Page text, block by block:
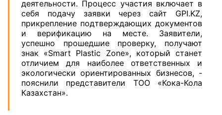
деятельности. Процесс участия включает в
себя подачу заявки через сайт GPI.KZ,
прикрепление подтверждающих документов
и верификацию на месте. Заявители,
успешно прошедшие проверку, получают
знак «Smart Plastic Zone», который станет
отличием для наиболее ответственных и
экологически ориентированных бизнесов, -
пояснили представители ТОО «Кока-Кола
Казахстан».